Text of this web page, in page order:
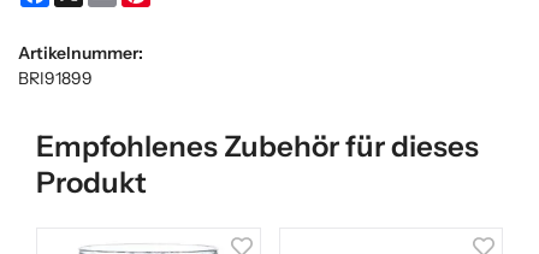
Artikelnummer:
BRI91899
Empfohlenes Zubehör für dieses
Produkt